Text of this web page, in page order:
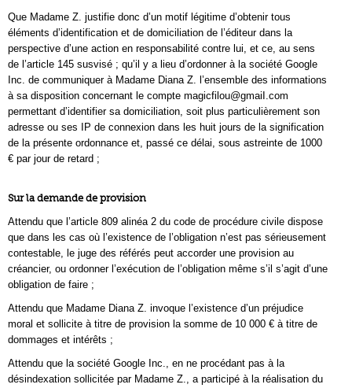
Que Madame Z. justifie donc d’un motif légitime d’obtenir tous
éléments d’identification et de domiciliation de l’éditeur dans la
perspective d’une action en responsabilité contre lui, et ce, au sens
de l’article 145 susvisé ; qu’il y a lieu d’ordonner à la société Google
Inc. de communiquer à Madame Diana Z. l’ensemble des informations
à sa disposition concernant le compte magicfilou@gmaiI.com
permettant d’identifier sa domiciliation, soit plus particulièrement son
adresse ou ses IP de connexion dans les huit jours de la signification
de la présente ordonnance et, passé ce délai, sous astreinte de 1000
€ par jour de retard ;
Sur la demande de provision
Attendu que l’article 809 alinéa 2 du code de procédure civile dispose
que dans les cas où l’existence de l’obligation n’est pas sérieusement
contestable, le juge des référés peut accorder une provision au
créancier, ou ordonner l’exécution de l’obligation même s’il s’agit d’une
obligation de faire ;
Attendu que Madame Diana Z. invoque l’existence d’un préjudice
moral et sollicite à titre de provision la somme de 10 000 € à titre de
dommages et intérêts ;
Attendu que la société Google Inc., en ne procédant pas à la
désindexation sollicitée par Madame Z., a participé à la réalisation du